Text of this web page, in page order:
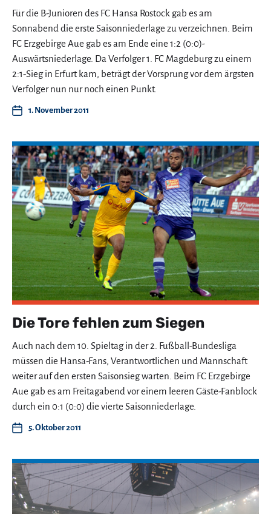
Für die B-Junioren des FC Hansa Rostock gab es am
Sonnabend die erste Saisonniederlage zu verzeichnen. Beim
FC Erzgebirge Aue gab es am Ende eine 1:2 (0:0)-
Auswärtsniederlage. Da Verfolger 1. FC Magdeburg zu einem
2:1-Sieg in Erfurt kam, beträgt der Vorsprung vor dem ärgsten
Verfolger nun nur noch einen Punkt.
1. November 2011
Die Tore fehlen zum Siegen
Auch nach dem 10. Spieltag in der 2. Fußball-Bundesliga
müssen die Hansa-Fans, Verantwortlichen und Mannschaft
weiter auf den ersten Saisonsieg warten. Beim FC Erzgebirge
Aue gab es am Freitagabend vor einem leeren Gäste-Fanblock
durch ein 0:1 (0:0) die vierte Saisonniederlage.
5. Oktober 2011